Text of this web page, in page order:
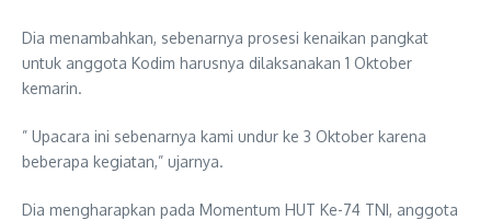
Dia menambahkan, sebenarnya prosesi kenaikan pangkat
untuk anggota Kodim harusnya dilaksanakan 1 Oktober
kemarin.
” Upacara ini sebenarnya kami undur ke 3 Oktober karena
beberapa kegiatan,” ujarnya.
Dia mengharapkan pada Momentum HUT Ke-74 TNI, anggota